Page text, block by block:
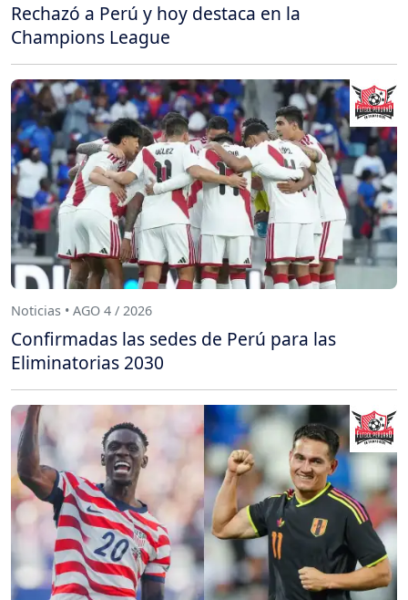
Rechazó a Perú y hoy destaca en la
Champions League
Noticias • AGO 4 / 2026
Confirmadas las sedes de Perú para las
Eliminatorias 2030